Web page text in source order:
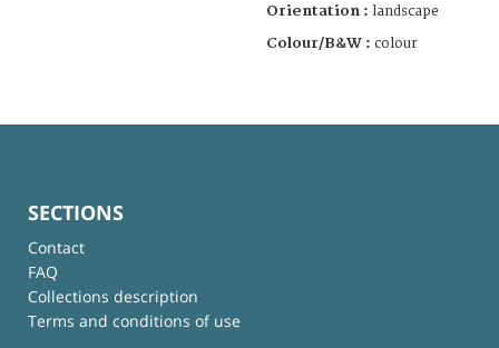
Orientation : landscape
Colour/B&W : colour
SECTIONS
Contact
FAQ
Collections description
Terms and conditions of use